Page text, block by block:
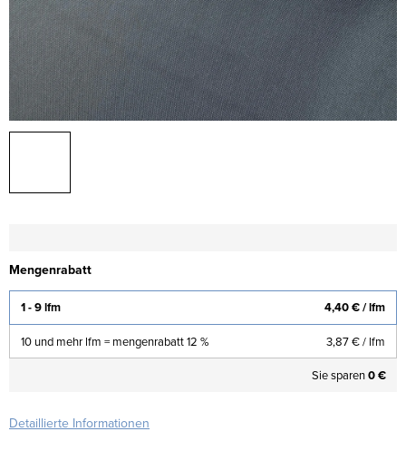
Mengenrabatt
1 - 9 lfm 4,40 €/ lfm
10 und mehr lfm = mengenrabatt 12 % 3,87 €/ lfm
Sie sparen0 €
Detaillierte Informationen